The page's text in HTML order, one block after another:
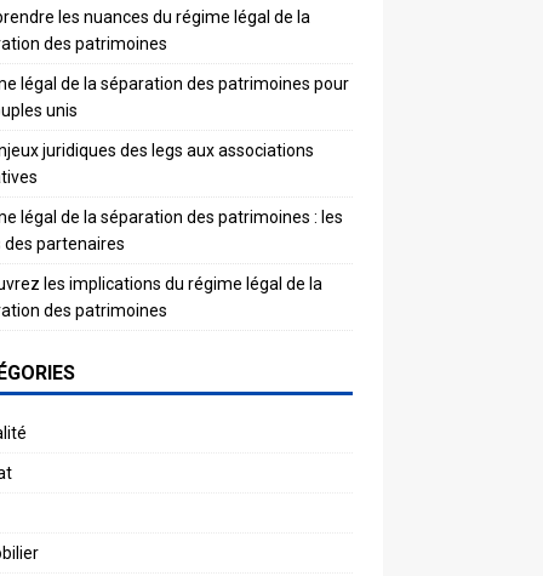
les nuances du régime légal de la
des patrimoines
légal de la séparation des patrimoines pour
unis
juridiques des legs aux associations
légal de la séparation des patrimoines : les
des partenaires
les implications du régime légal de la
des patrimoines